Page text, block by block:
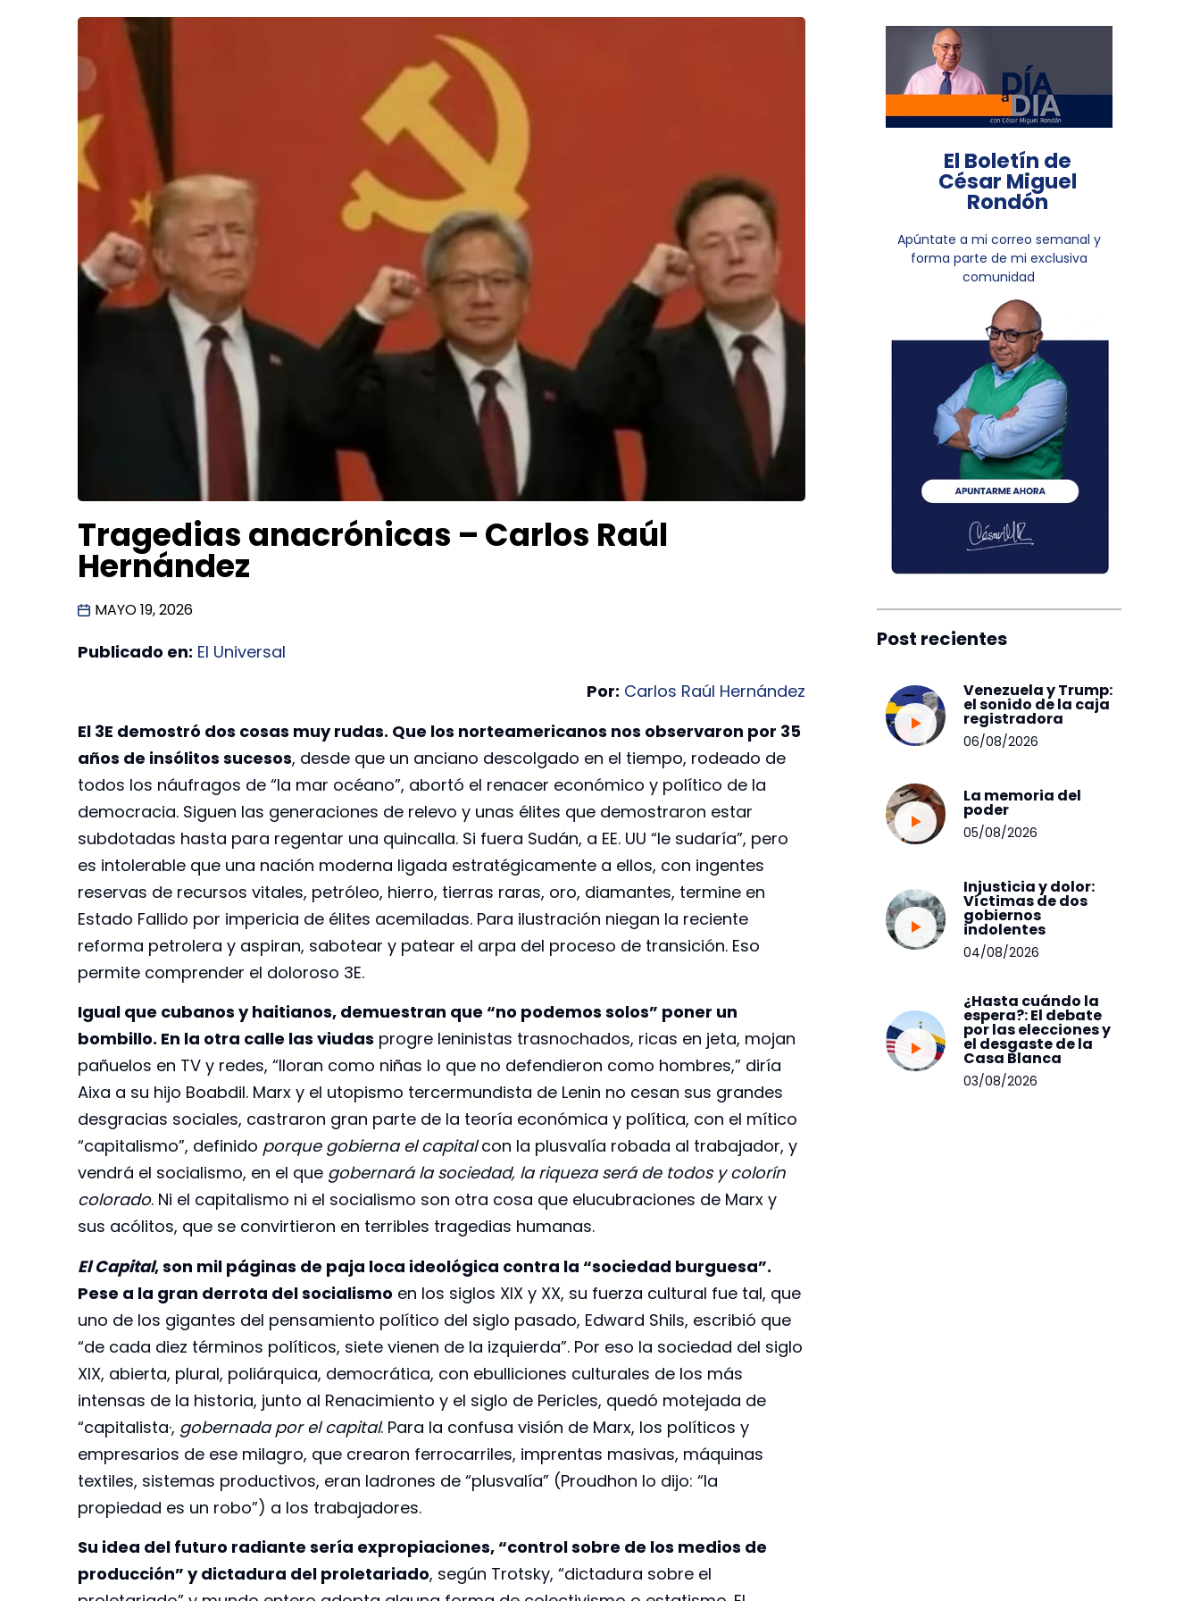
Tragedias anacrónicas – Carlos Raúl
Hernández
MAYO 19, 2026
Publicado en: El Universal
Por: Carlos Raúl Hernández
El 3E demostró dos cosas muy rudas. Que los norteamericanos nos observaron por 35
años de insólitos sucesos, desde que un anciano descolgado en el tiempo, rodeado de
todos los náufragos de “la mar océano”, abortó el renacer económico y político de la
democracia. Siguen las generaciones de relevo y unas élites que demostraron estar
subdotadas hasta para regentar una quincalla. Si fuera Sudán, a EE. UU “le sudaría”, pero
es intolerable que una nación moderna ligada estratégicamente a ellos, con ingentes
reservas de recursos vitales, petróleo, hierro, tierras raras, oro, diamantes, termine en
Estado Fallido por impericia de élites acemiladas. Para ilustración niegan la reciente
reforma petrolera y aspiran, sabotear y patear el arpa del proceso de transición. Eso
permite comprender el doloroso 3E.
Igual que cubanos y haitianos, demuestran que “no podemos solos” poner un
bombillo. En la otra calle las viudas progre leninistas trasnochados, ricas en jeta, mojan
pañuelos en TV y redes, “lloran como niñas lo que no defendieron como hombres,” diría
Aixa a su hijo Boabdil. Marx y el utopismo tercermundista de Lenin no cesan sus grandes
desgracias sociales, castraron gran parte de la teoría económica y política, con el mítico
“capitalismo”, definido porque gobierna el capitalcon la plusvalía robada al trabajador, y
vendrá el socialismo, en el que gobernará la sociedad, la riqueza será de todos y colorín
colorado. Ni el capitalismo ni el socialismo son otra cosa que elucubraciones de Marx y
sus acólitos, que se convirtieron en terribles tragedias humanas.
El Capital, son mil páginas de paja loca ideológica contra la “sociedad burguesa”.
Pese a la gran derrota del socialismo en los siglos XIX y XX, su fuerza cultural fue tal, que
uno de los gigantes del pensamiento político del siglo pasado, Edward Shils, escribió que
“de cada diez términos políticos, siete vienen de la izquierda”. Por eso la sociedad del siglo
XIX, abierta, plural, poliárquica, democrática, con ebulliciones culturales de los más
intensas de la historia, junto al Renacimiento y el siglo de Pericles, quedó motejada de
“capitalista·, gobernada por el capital. Para la confusa visión de Marx, los políticos y
empresarios de ese milagro, que crearon ferrocarriles, imprentas masivas, máquinas
textiles, sistemas productivos, eran ladrones de “plusvalía” (Proudhon lo dijo: “la
propiedad es un robo”) a los trabajadores.
Su idea del futuro radiante sería expropiaciones, “control sobre de los medios de
producción” y dictadura del proletariado, según Trotsky, “dictadura sobre el
El Boletín de
César Miguel
Rondón
Apúntate a mi correo semanal y
forma parte de mi exclusiva
comunidad
Post recientes
Venezuela y Trump:
el sonido de la caja
registradora
06/08/2026
La memoria del
poder
05/08/2026
Injusticia y dolor:
Víctimas de dos
gobiernos
indolentes
04/08/2026
¿Hasta cuándo la
espera?: El debate
por las elecciones y
el desgaste de la
Casa Blanca
03/08/2026